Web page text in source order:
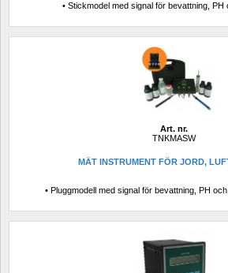
• Stickmodel med signal för bevattning, PH
Art. nr.
TNKMASW
MÄT INSTRUMENT FÖR JORD,
• Pluggmodell med signal för bevattning, PH